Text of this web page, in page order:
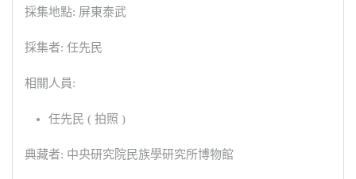
採集地點: 屏東泰武
採集者: 任先民
相關人員:
任先民 ( 拍照 )
典藏者: 中央研究院民族學研究所博物館